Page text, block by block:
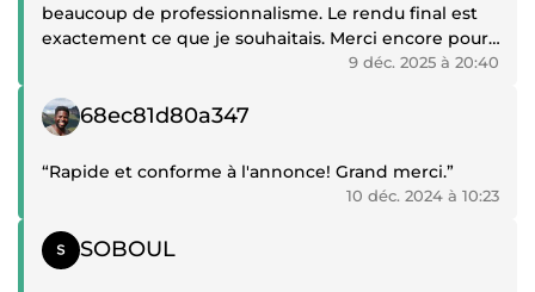
beaucoup de professionnalisme. Le rendu final est
exactement ce que je souhaitais. Merci encore pour
9 déc. 2025 à 20:40
Témoignage positif
68ec81d80a347
“Rapide et conforme à l'annonce! Grand merci.”
10 déc. 2024 à 10:23
Témoignage positif
SOBOUL